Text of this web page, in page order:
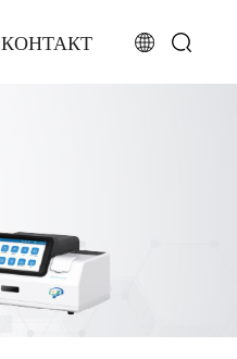
КОНТАКТ
русский
español